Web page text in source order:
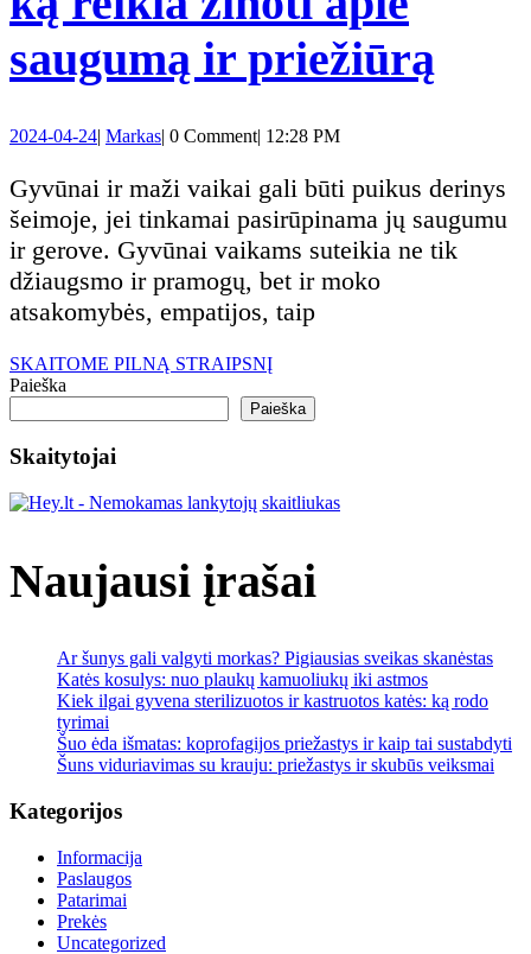
saugumą ir priežiūrą
maži
2024-04-242024-
24
| MarkasMarkas
| 0 Comment| 12:28 PM
Gyvūnai ir maži vaikai gali būti puikus derinys
šeimoje, jei tinkamai pasirūpinama jų saugumu
ir gerove. Gyvūnai vaikams suteikia ne tik
džiaugsmo ir pramogų, bet ir moko
atsakomybės, empatijos, taip
SKAITOME PILNĄ STRAIPSNĮSKAITOME
STRAIPSNĮ
Paieška
Paieška
Skaitytojai
Naujausi įrašai
Ar šunys gali valgyti morkas? Pigiausias sveikas skanėstas
Katės kosulys: nuo plaukų kamuoliukų iki astmos
Kiek ilgai gyvena sterilizuotos ir kastruotos katės: ką rodo
tyrimai
Šuo ėda išmatas: koprofagijos priežastys ir kaip tai sustabdyti
Šuns viduriavimas su krauju: priežastys ir skubūs veiksmai
Kategorijos
Informacija
Paslaugos
Patarimai
Prekės
Uncategorized